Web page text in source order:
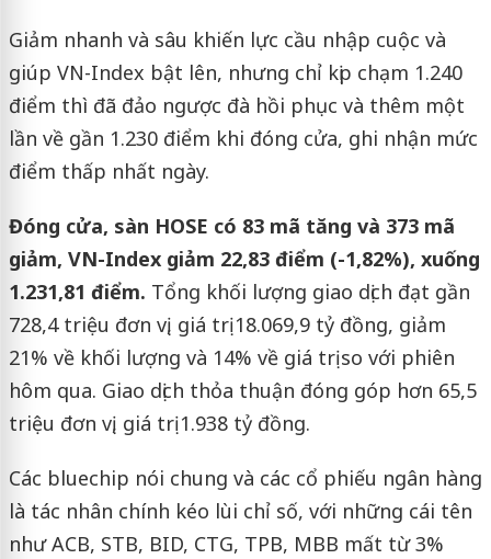
Giảm nhanh và sâu khiến lực cầu nhập cuộc và
giúp VN-Index bật lên, nhưng chỉ kịp chạm 1.240
điểm thì đã đảo ngược đà hồi phục và thêm một
lần về gần 1.230 điểm khi đóng cửa, ghi nhận mức
điểm thấp nhất ngày.
Đóng cửa, sàn HOSE có 83 mã tăng và 373 mã
giảm, VN-Index giảm 22,83 điểm (-1,82%), xuống
1.231,81 điểm. Tổng khối lượng giao dịch đạt gần
728,4 triệu đơn vị, giá trị 18.069,9 tỷ đồng, giảm
21% về khối lượng và 14% về giá trị so với phiên
hôm qua. Giao dịch thỏa thuận đóng góp hơn 65,5
triệu đơn vị, giá trị 1.938 tỷ đồng.
Các bluechip nói chung và các cổ phiếu ngân hàng
là tác nhân chính kéo lùi chỉ số, với những cái tên
như ACB, STB, BID, CTG, TPB, MBB mất từ 3%